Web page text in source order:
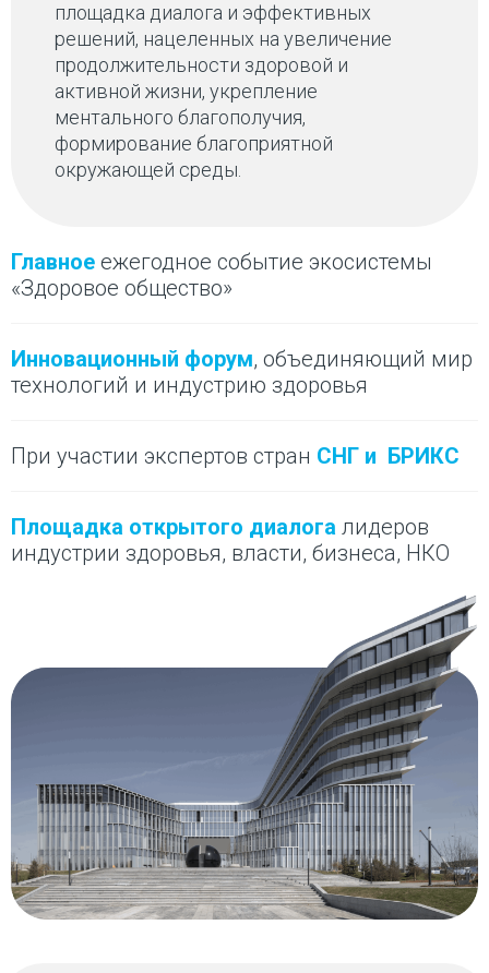
площадка диалога и эффективных
решений, нацеленных на увеличение
продолжительности здоровой и
активной жизни, укрепление
ментального благополучия,
формирование благоприятной
окружающей среды.
Главное ежегодное событие экосистемы
«Здоровое общество»
Инновационный форум, объединяющий мир
технологий и индустрию здоровья
При участии экспертов стран СНГ и БРИКС
Площадка открытого диалога лидеров
индустрии здоровья, власти, бизнеса, НКО